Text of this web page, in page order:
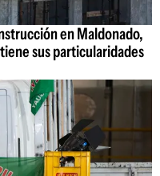
en Maldonado,
sus particularidades